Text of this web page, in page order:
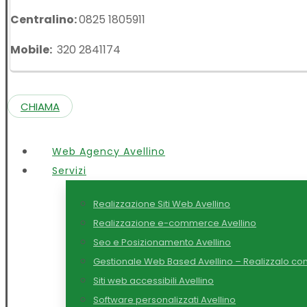
Centralino:0825 1805911
Mobile: 320 2841174
CHIAMA
Web Agency Avellino
Servizi
Realizzazione Siti Web Avellino
Realizzazione e-commerce Avellino
Seo e Posizionamento Avellino
Gestionale Web Based Avellino – Realizzalo
Siti web accessibili Avellino
Software personalizzati Avellino